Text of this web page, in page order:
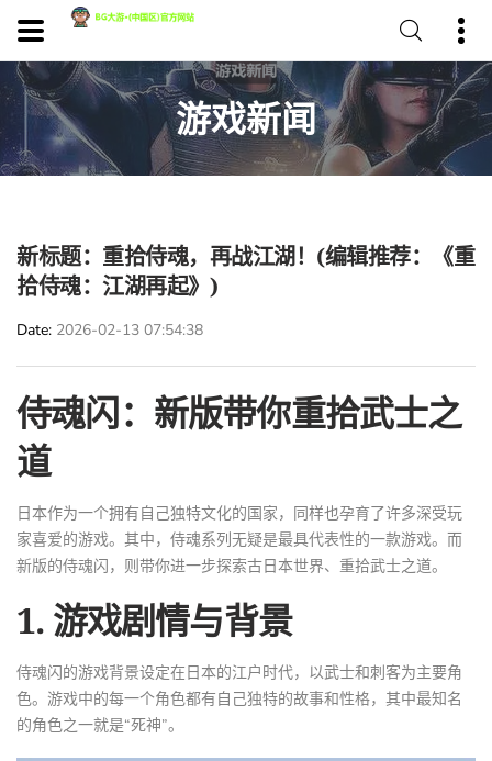
游戏新闻
新标题：重拾侍魂，再战江湖！(编辑推荐：《重
拾侍魂：江湖再起》)
Date 2026-02-13 07:54:38
侍魂闪：新版带你重拾武士之
道
日本作为一个拥有自己独特文化的国家，同样也孕育了许多深受玩
家喜爱的游戏。其中，侍魂系列无疑是最具代表性的一款游戏。而
新版的侍魂闪，则带你进一步探索古日本世界、重拾武士之道。
1. 游戏剧情与背景
侍魂闪的游戏背景设定在日本的江户时代，以武士和刺客为主要角
色。游戏中的每一个角色都有自己独特的故事和性格，其中最知名
的角色之一就是“死神”。